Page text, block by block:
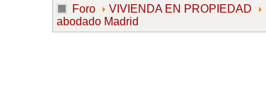
Foro VIVIENDA EN PROPIEDAD
abodado Madrid